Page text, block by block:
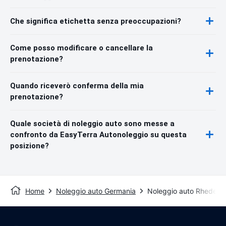
Che significa etichetta senza preoccupazioni?
Come posso modificare o cancellare la
prenotazione?
Quando riceverò conferma della mia
prenotazione?
Quale società di noleggio auto sono messe a
confronto da EasyTerra Autonoleggio su questa
posizione?
Home Noleggio auto Germania Noleggio auto Rhede